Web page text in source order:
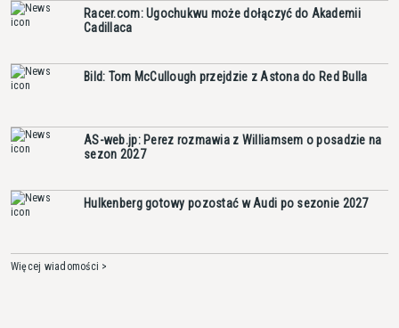
Racer.com: Ugochukwu może dołączyć do Akademii
Cadillaca
Bild: Tom McCullough przejdzie z Astona do Red Bulla
AS-web.jp: Perez rozmawia z Williamsem o posadzie na
sezon 2027
Hulkenberg gotowy pozostać w Audi po sezonie 2027
Więcej wiadomości >